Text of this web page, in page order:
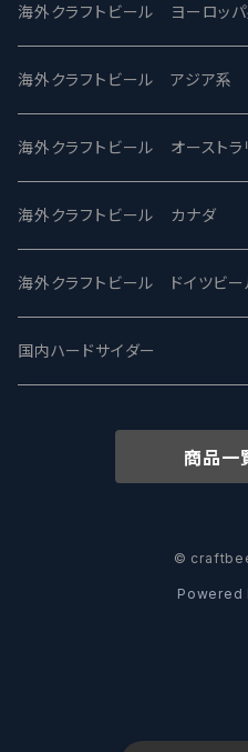
バテレ -VERTERE
2nd Story Ale Works -セカンド
ビアへるん - Beer Hearn
忽布古丹醸造 - HOP KOTAN
ワイマーケットブルーイング
志賀高原ビール - SIGAKOGEN
箕面ビール - MINOH BEER
サンクトガーレン - Sankt
Modern Times モダンタイム
Maui マウイ
Toppling Goliath トップリンゴ
Fair State フェアステイト
Lagunitas ラグニタス
FirestoneWalker ファイアスト
Mikkeller ミッケラー
Hop Nation ホップネーション
海外クラフトビール ヨーロッ
UnBarred -アンバード
SAIREN /サイレン
ワイルドチャイルド - Wilde Child
BrewDog Brewery - ブリュード
The Flying Inn / ザ フライイン
Lambiek Fabriek - ファブリー
海外クラフトビール アジア系
gweilo-鬼佬 グウァイロ
Heart Of Darkness - ハートオ
Carbon brews -カーボン
TAIHU - タイフー
Behemoth - ベヒーモス
海外クラフトビール オーストラ
ROCKY RIDGE - ロッキーリッジ
BODRIGGY BREWING ボッ
CO-CONSPIRATORS コ・コン
Deep Creek Brewing Co.
8 Wired エイトワイアード
海外クラフトビール カナダ
Jackie O's ジャッキーオーズ
Westbrook ウェストブルック
Strathcona ストラスコナ
ODIN BREWING オディン
海外クラフトビール ドイツビー
Karmeliten カーメリテン
Früh フリュー
国内ハードサイダー
商品一
©
Powered